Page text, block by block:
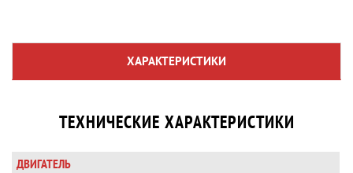
ХАРАКТЕРИСТИКИ
ТЕХНИЧЕСКИЕ ХАРАКТЕРИСТИКИ
ДВИГАТЕЛЬ